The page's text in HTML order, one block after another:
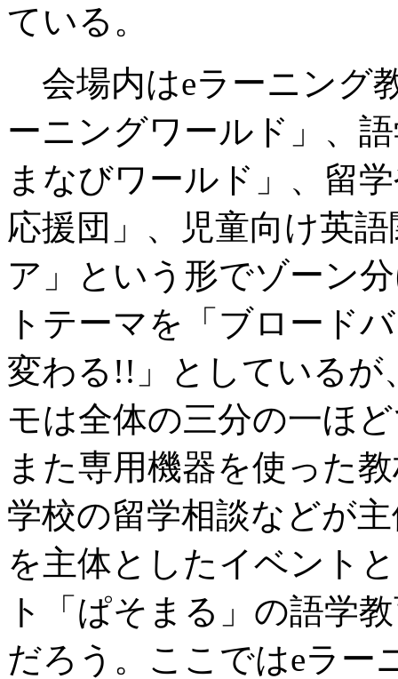
ている。
会場内はeラーニング
ーニングワールド」、
まなびワールド」、留
応援団」、児童向け英
ア」という形でゾーン
トテーマを「ブロード
変わる!!」としているが
モは全体の三分の一ほ
また専用機器を使った
学校の留学相談などが
を主体としたイベント
ト「ぱそまる」の語学
だろう。ここではeラー